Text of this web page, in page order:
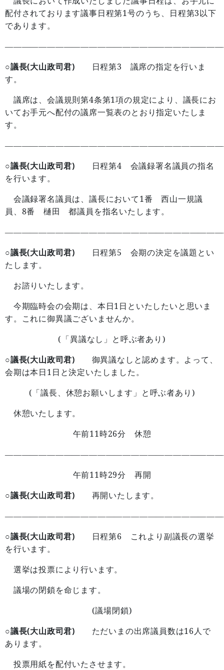
配付されております議事日程第1号のうち、日程第3 以下
であります。
○議長(大山政司君) 日程第3
議席の指定を行いま
す。
議席は、会議規則第4条第1項の規定により、議長にお
いてお手元へ配付の議席一覧表のとおり指定いたしま
す。
○議長(大山政司君) 日程第4 会議録署名議員の指名
を行います。
会議録署名議員は、議長において 1番 西山一規議
員、 8番 樋田 都議員を指名いたします。
○議長(大山政司君) 日程第5
会期の決定を議題とい
たします。
お諮りいたします。
今期臨時会の会期は、本日 1 日といたしたいと思いま
す。これに御異議ございませんか。
( 「異議なし」と呼ぶ者あり )
○議長(大山政司君) 御異議なしと認めます。よって、
会期は本日 1 日と決定いたしました。
( 「議長、休憩お願いします」と呼ぶ者あり )
休憩いたします。
午前11時26分 休憩
午前11時29分 再開
○議長(大山政司君) 再開いたします。
○議長(大山政司君) 日程第6
これより副議長の選挙
を行います。
選挙は投票により行います。
議場の閉鎖を命じます。
(議場閉鎖)
○議長(大山政司君) ただいまの出席議員数は16 人で
あります。
投票用紙を配付いたさせます。